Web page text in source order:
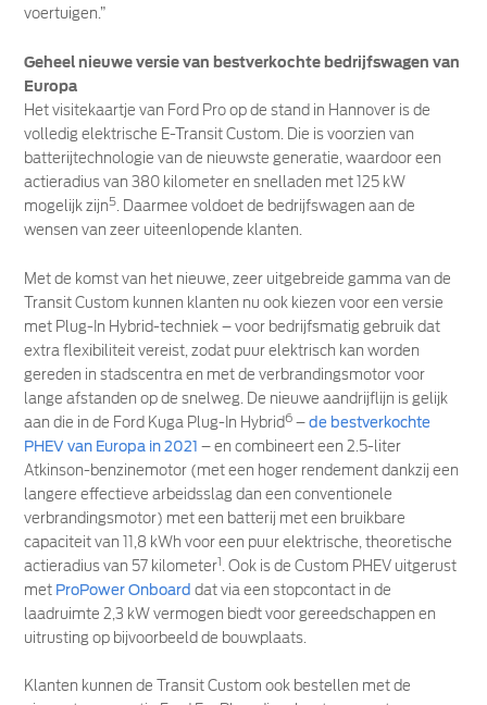
voertuigen.”
Geheel nieuwe versie van bestverkochte bedrijfswagen van
Europa
Het visitekaartje van Ford Pro op de stand in Hannover is de
volledig elektrische E-Transit Custom. Die is voorzien van
batterijtechnologie van de nieuwste generatie, waardoor een
actieradius van 380 kilometer en snelladen met 125 kW
mogelijk zijn5
. Daarmee voldoet de bedrijfswagen aan de
wensen van zeer uiteenlopende klanten.
Met de komst van het nieuwe, zeer uitgebreide gamma van de
Transit Custom kunnen klanten nu ook kiezen voor een versie
met Plug-In Hybrid-techniek – voor bedrijfsmatig gebruik dat
extra flexibiliteit vereist, zodat puur elektrisch kan worden
gereden in stadscentra en met de verbrandingsmotor voor
lange afstanden op de snelweg. De nieuwe aandrijflijn is gelijk
aan die in de Ford Kuga Plug-In Hybrid6 –de bestverkochte
PHEV van Europa in 2021 – en combineert een 2.5-liter
Atkinson-benzinemotor (met een hoger rendement dankzij een
langere effectieve arbeidsslag dan een conventionele
verbrandingsmotor) met een batterij met een bruikbare
capaciteit van 11,8 kWh voor een puur elektrische, theoretische
actieradius van 57 kilometer1 . Ook is de Custom PHEV uitgerust
met ProPower Onboard dat via een stopcontact in de
laadruimte 2,3 kW vermogen biedt voor gereedschappen en
uitrusting op bijvoorbeeld de bouwplaats.
Klanten kunnen de Transit Custom ook bestellen met de